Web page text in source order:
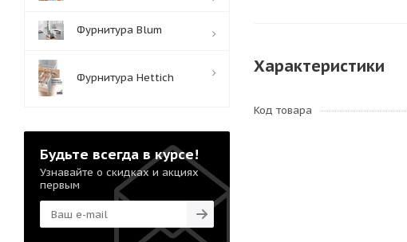
Характеристики
Код товара
Фурнитура Blum
Фурнитура Hettich
Будьте всегда в курсе!
Узнавайте о скидках и акциях
первым